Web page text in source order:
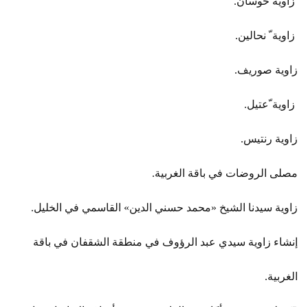
زاوية ّ نحالين.
زاوية صوريف.
زاوية ّعتيل.
زاوية رنتيس.
مصلى الروضات في باقة الغربية.
زاوية سيدنا الشيخ «محمد حسني الدين» القاسمي في الخليل.
إنشاء زاوية سيدي عبد الرؤوف في منطقة الشقفان في باقة
الغربية.